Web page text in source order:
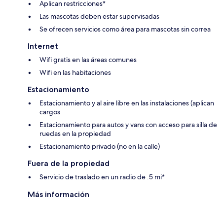
Aplican restricciones*
Las mascotas deben estar supervisadas
Se ofrecen servicios como área para mascotas sin correa
Internet
Wifi gratis en las áreas comunes
Wifi en las habitaciones
Estacionamiento
Estacionamiento y al aire libre en las instalaciones (aplican
cargos
Estacionamiento para autos y vans con acceso para silla de
ruedas en la propiedad
Estacionamiento privado (no en la calle)
Fuera de la propiedad
Servicio de traslado en un radio de .5 mi*
Más información